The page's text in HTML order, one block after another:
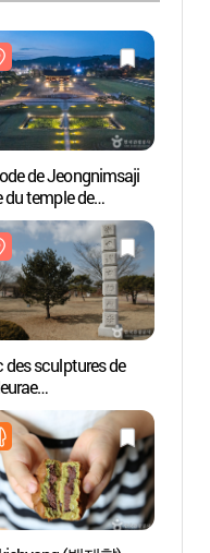
de Jeongnimsaji
du temple de
[Patrimoie de
(부여 정림사지
탑 [유네스코
산])
des sculptures de
래조각공원)